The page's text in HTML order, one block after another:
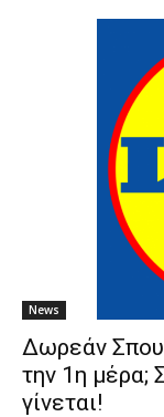
News
Δωρεάν
την 1η μέρα;
γίνεται!